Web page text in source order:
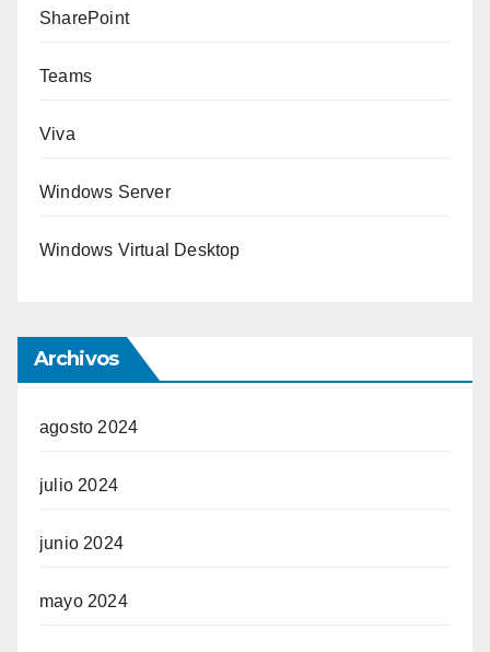
SharePoint
Teams
Viva
Windows Server
Windows Virtual Desktop
Archivos
agosto 2024
julio 2024
junio 2024
mayo 2024